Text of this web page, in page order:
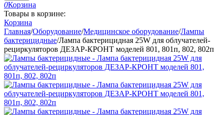
0Корзина
Товары в корзине:
Корзина
Главная/Оборудование/Медицинское оборудование/Лампы
бактерицидные/Лампа бактерицидная 25W для облучателей-
рециркуляторов ДЕЗАР-КРОНТ моделей 801, 801п, 802, 802п